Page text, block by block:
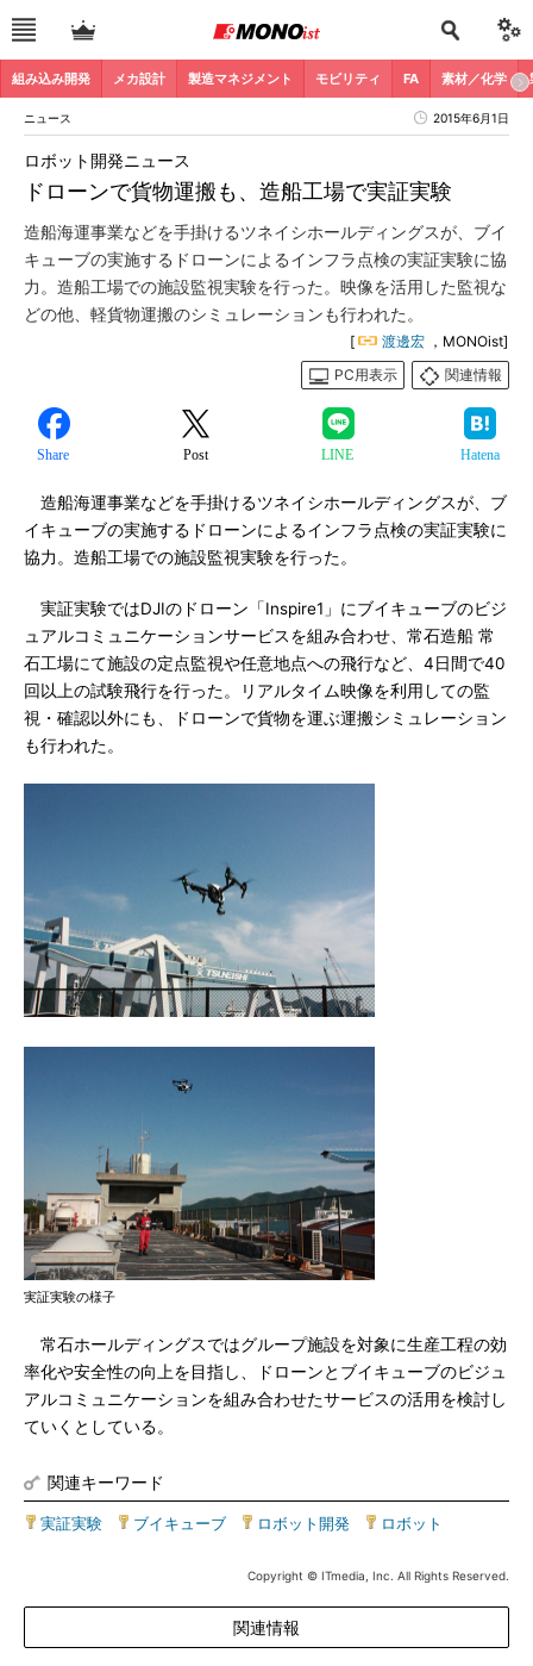
組み込み開発 メカ設計 製造マネジメント モビリティ FA 素材／化学
ニュース 2015年6月1日
ドローンで貨物運搬も、造船工場で実証実験
ロボット開発ニュース
造船海運事業などを手掛けるツネイシホールディングスが、ブイ
キューブの実施するドローンによるインフラ点検の実証実験に協
力。造船工場での施設監視実験を行った。映像を活用した監視な
どの他、軽貨物運搬のシミュレーションも行われた。
[ 渡邊宏 ，MONOist]
PC用表示
関連情報
Share Post LINE Hatena
造船海運事業などを手掛けるツネイシホールディングスが、ブ
イキューブの実施するドローンによるインフラ点検の実証実験に
協力。造船工場での施設監視実験を行った。
実証実験ではDJIのドローン「Inspire1」にブイキューブのビジ
ュアルコミュニケーションサービスを組み合わせ、常石造船 常
石工場にて施設の定点監視や任意地点への飛行など、4日間で40
回以上の試験飛行を行った。リアルタイム映像を利用しての監
視・確認以外にも、ドローンで貨物を運ぶ運搬シミュレーション
も行われた。
実証実験の様子
常石ホールディングスではグループ施設を対象に生産工程の効
率化や安全性の向上を目指し、ドローンとブイキューブのビジュ
アルコミュニケーションを組み合わせたサービスの活用を検討し
ていくとしている。
関連キーワード
実証実験 ブイキューブ ロボット開発 ロボット
Copyright © ITmedia, Inc. All Rights Reserved.
関連情報